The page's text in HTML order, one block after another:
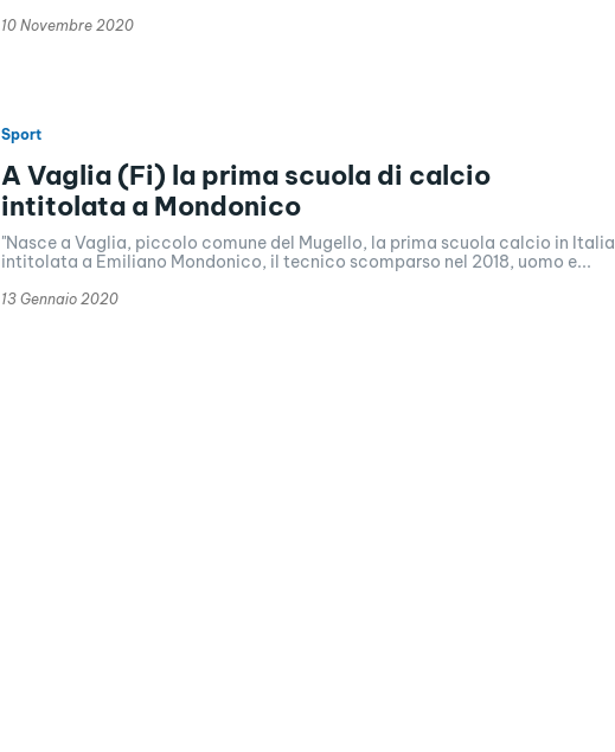
10 Novembre 2020
Sport
A Vaglia (Fi) la prima scuola di calcio
intitolata a Mondonico
"Nasce a Vaglia, piccolo comune del Mugello, la prima scuola calcio in Italia
intitolata a Emiliano Mondonico, il tecnico scomparso nel 2018, uomo e...
13 Gennaio 2020